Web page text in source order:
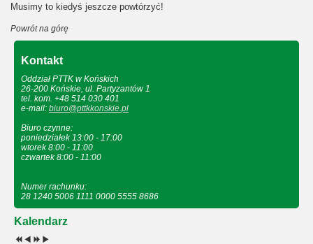
Musimy to kiedyś jeszcze powtórzyć!
Powrót na górę
Kontakt
Oddział PTTK w Końskich
26-200 Końskie, ul. Partyzantów 1
tel. kom. +48 514 030 401
e-mail: biuro@pttkkonskie.pl
Biuro czynne:
poniedziałek 13:00 - 17:00
wtorek 8:00 - 11:00
czwartek 8:00 - 11:00
Numer rachunku:
28 1240 5006 1111 0000 5555 8686
Kalendarz